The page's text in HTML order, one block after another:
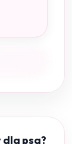
psa?